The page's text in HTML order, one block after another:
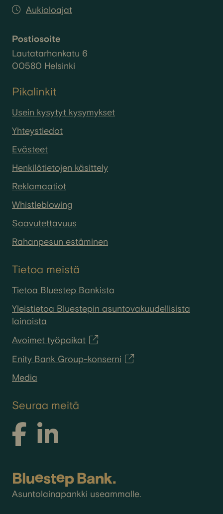
Asuntolainapankki useammalle.
Aukioloajat
Postiosoite
Lautatarhankatu 6
00580 Helsinki
Pikalinkit
Usein kysytyt kysymykset
Yhteystiedot
Evästeet
Henkilötietojen käsittely
Reklamaatiot
Whistleblowing
Saavutettavuus
Rahanpesun estäminen
Tietoa meistä
Tietoa Bluestep Bankista
Yleistietoa Bluestepin asuntovakuudellisista
lainoista
Avoimet työpaikat
Enity Bank Group-konserni
Media
Seuraa meitä